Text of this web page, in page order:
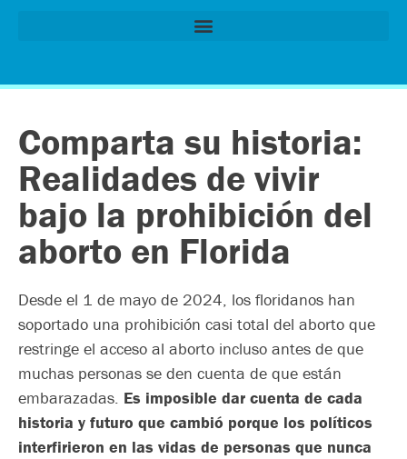
Comparta su historia:
Realidades de vivir
bajo la prohibición del
aborto en Florida
Desde el 1 de mayo de 2024, los floridanos han
soportado una prohibición casi total del aborto que
restringe el acceso al aborto incluso antes de que
muchas personas se den cuenta de que están
embarazadas. Es imposible dar cuenta de cada
historia y futuro que cambió porque los políticos
interfirieron en las vidas de personas que nunca